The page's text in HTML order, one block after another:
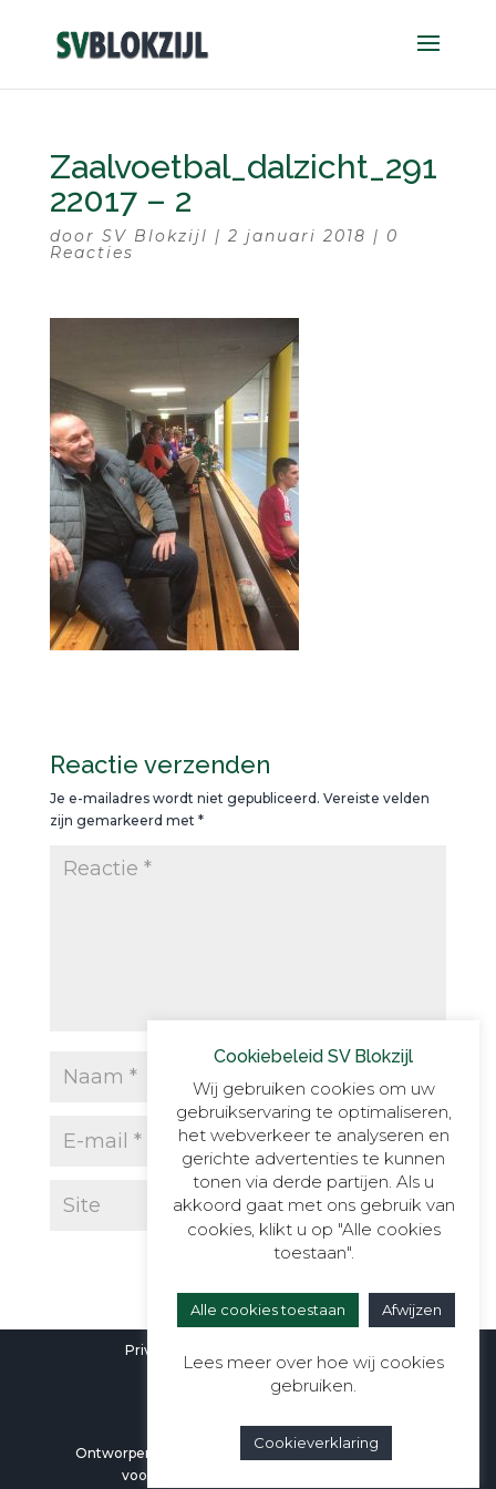
Zaalvoetbal_dalzicht_291
22017 – 2
door SV Blokzijl | 2 januari 2018 | 0
Reacties
Reactie verzenden
Je e-mailadres wordt niet gepubliceerd. Vereiste velden
zijn gemarkeerd met *
Privacyverklaring
Ontworpen door Berali Webdesign | Alle rechten
voorbehouden aan SV Blokzijl ©2026
Cookiebeleid SV Blokzijl
Wij gebruiken cookies om uw
gebruikservaring te optimaliseren,
het webverkeer te analyseren en
gerichte advertenties te kunnen
tonen via derde partijen. Als u
akkoord gaat met ons gebruik van
cookies, klikt u op "Alle cookies
toestaan".
Alle cookies toestaan Afwijzen
Lees meer over hoe wij cookies
gebruiken.
Cookieverklaring